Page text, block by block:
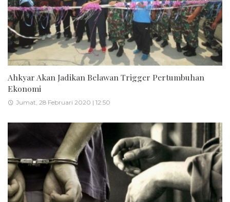
Ahkyar Akan Jadikan Belawan Trigger Pertumbuhan
Ekonomi
Jumat, 28 Februari 2020 | 12:50